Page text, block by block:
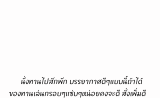
ของทานเล่นกรอบๆแซ่บๆหน่อยคงจะดี สั่งเพิ่มดี